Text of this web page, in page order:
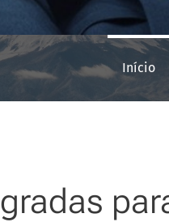
Início